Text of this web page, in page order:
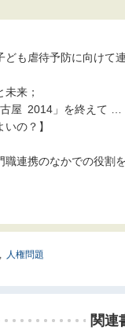
ども虐待予防に向け
来；
古屋 2014」を終えて
の？】
職連携のなかでの役
, 人権問題
関連